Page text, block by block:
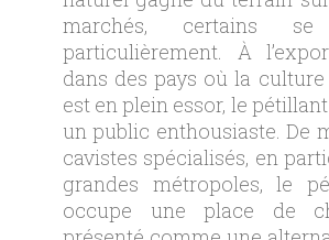
marchés, certains se
particulièrement. À
dans des pays où la
est en plein essor, le
un public enthousiaste. De
cavistes spécialisés, en
grandes métropoles, le
occupe une place de